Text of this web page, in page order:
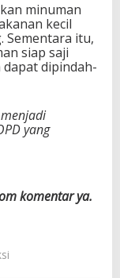
minuman
kecil
Sementara itu,
siap saji
dipindah-
yang
komentar ya.